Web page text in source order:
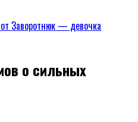
о сильных